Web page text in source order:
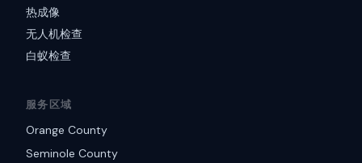
热成像
无人机检查
白蚁检查
服务区域
Orange County
Seminole County